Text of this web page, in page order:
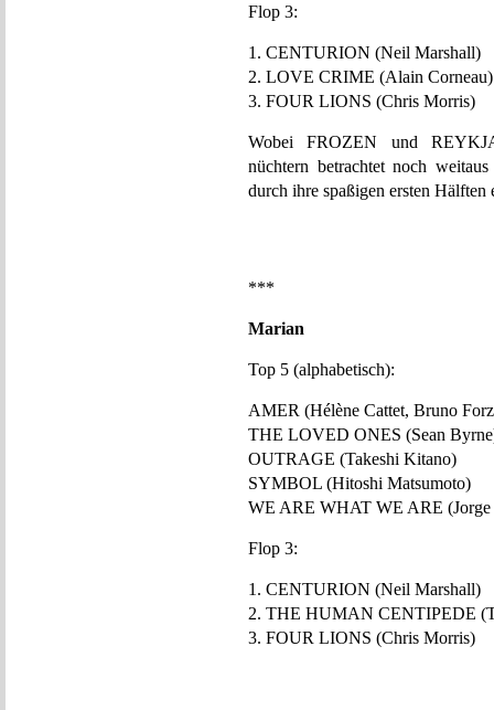
Flop 3:
1. CENTURION (Neil Marshall)
2. LOVE CRIME (Alain Corneau)
3. FOUR LIONS (Chris Morris)
Wobei FROZEN und
nüchtern betrachtet noch
durch ihre spaßigen ersten
***
Marian
Top 5 (alphabetisch):
AMER (Hélène Cattet, Bruno
THE LOVED ONES (Sean
OUTRAGE (Takeshi Kitano)
SYMBOL (Hitoshi Matsumoto)
WE ARE WHAT WE ARE
Flop 3:
1. CENTURION (Neil Marshall)
2. THE HUMAN CENTIPEDE
3. FOUR LIONS (Chris Morris)